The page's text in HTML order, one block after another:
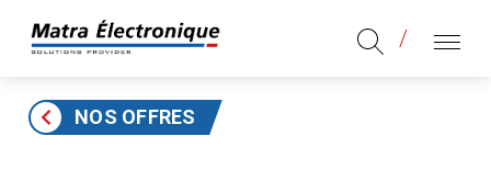
Aller au contenu
Aller au menu principal
MENU
NOS OFFRES